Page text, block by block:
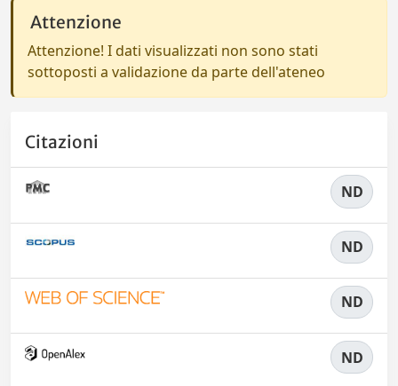
Attenzione
Attenzione! I dati visualizzati non sono stati
sottoposti a validazione da parte dell'ateneo
Citazioni
ND
ND
ND
ND